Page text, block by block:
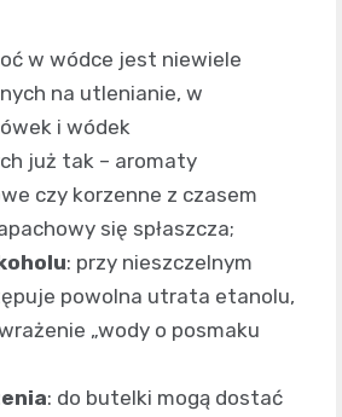
w wódce jest niewiele
na utlenianie, w
i wódek
już tak – aromaty
czy korzenne z czasem
się spłaszcza;
: przy nieszczelnym
powolna utrata etanolu,
„wody o posmaku
: do butelki mogą dostać